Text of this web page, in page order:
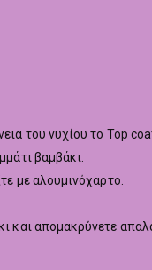
του νυχίου το Top
βαμβάκι.
με αλουμινόχαρτο.
και απομακρύνετε